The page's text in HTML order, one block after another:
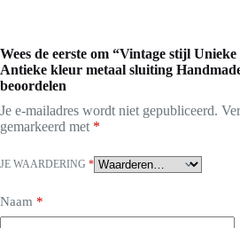
Wees de eerste om “Vintage stijl
Antieke kleur metaal sluiting
beoordelen
Je e-mailadres wordt niet gepubliceerd.
gemarkeerd met *
JE WAARDERING *
Naam *